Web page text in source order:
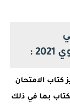
:
كتاب الامتحان
بما في ذلك